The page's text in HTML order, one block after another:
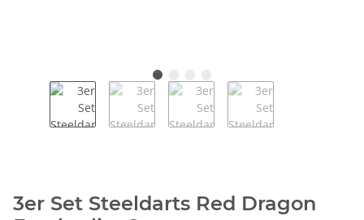
3er Set Steeldarts Red Dragon